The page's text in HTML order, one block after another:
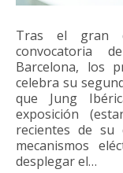
Tras el gran
convocatoria
Barcelona, los
celebra su
que Jung
exposición
recientes de su
mecanismos
desplegar el…